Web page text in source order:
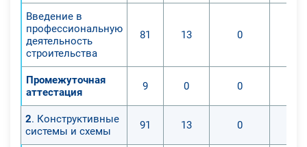
Введение в
профессиональную
деятельность
строительства
81 13 0
Промежуточная
аттестация
9 0 0
2. Конструктивные
системы и схемы
91 13 0